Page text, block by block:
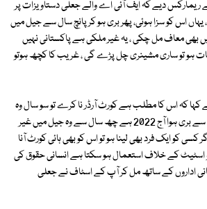
دیے کہ ایف آئی اے والے جعلی دستاویزات پر
، یہاں اس کو سزا ہوئی، پھر بری ہو کر پانچ سال سے جیل میں
بھی معاف مل چکی ، یہ غیر ملکی ہے پاکستانی نہیں
ہو تو ساری مشینری چل پڑے گی ، غریب کا کچھ ہوتو
کہ اس کا مطلب ہے کورٹ آرڈر نا کرے تو سو سال وہ
جیل میں ہی پڑا رہے، 2016 سے بری ہوا آج 2022 ہے چھ سال سے وہ جیل میں غیر
کسی کو ایک فرد بھی لینا ہو تو اس کو بھی ہائی کورٹ آنا
اسٹیٹ کے خلاف استعمال ہو سکتا ہے انسانی حقوق کی
اداروں کے ساتھ مل کر آپ کے اسٹاف نے جعلی